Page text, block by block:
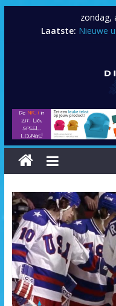
zondag,
Laatste: Nieuwe
Tayler
Prop